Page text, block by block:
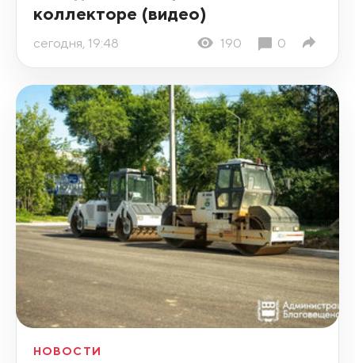
коллекторе (видео)
сегодня, 19:48 190 0
НОВОСТИ